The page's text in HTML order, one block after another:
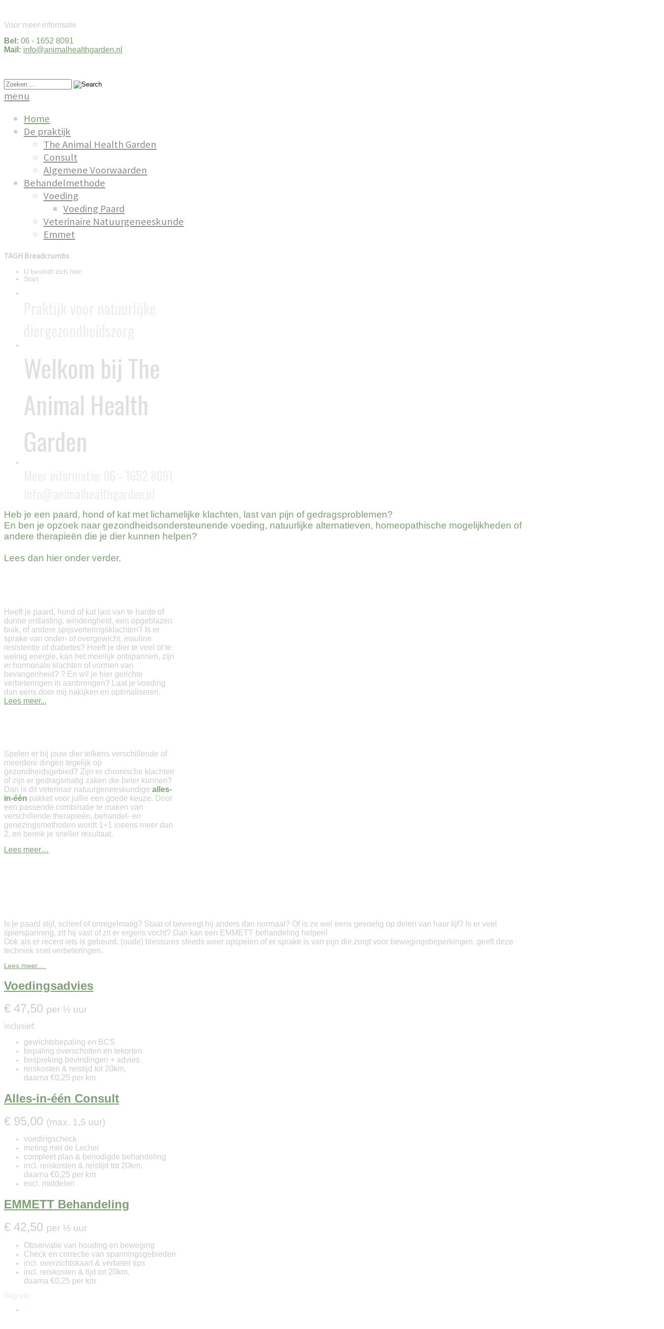
Voor meer informatie
Bel: 06 - 1652 8091
Mail: info@animalhealthgarden.nl
menu
Home
De praktijk
The Animal Health Garden
Consult
Algemene Voorwaarden
Behandelmethode
Voeding
Voeding Paard
Veterinaire Natuurgeneeskunde
Emmet
TAGH Breadcrumbs
U bevindt zich hier:
Start
Welkom bij The
Animal Health
Garden
Heb je een paard, hond of kat met lichamelijke klachten, last van pijn of gedragsproblemen?
En ben je opzoek naar gezondheidsondersteunende voeding, natuurlijke alternatieven, homeopathische mogelijkheden of
andere therapieën die je dier kunnen helpen?
Lees dan hier onder verder.
Heeft je paard, hond of kat last van te harde of
dunne ontlasting, winderigheid, een opgeblazen
buik, of andere spijsverteringsklachten? Is er
sprake van onder- of overgewicht, insuline
resistentie of diabetes? Heeft je dier te veel of te
weinig energie, kan het moeilijk ontspannen, zijn
er hormonale klachten of vormen van
bevangenheid? ? En wil je hier gerichte
verbeteringen in aanbrengen? Laat je voeding
dan eens door mij nakijken en optimaliseren.
Lees meer...
Spelen er bij jouw dier telkens verschillende of
meerdere dingen tegelijk op
gezondheidsgebied? Zijn er chronische klachten
of zijn er gedragsmatig zaken die beter kunnen?
Dan is dit veterinair natuurgeneeskundige alles-
in-één pakket voor jullie een goede keuze. Door
een passende combinatie te maken van
verschillende therapieën, behandel- en
genezingsmethoden wordt 1+1 ineens meer dan
2, en bereik je sneller resultaat.
Lees meer…
Is je paard stijf, scheef of onregelmatig? Staat of beweegt hij anders dan normaal? Of is ze wel eens gevoelig op delen van haar lijf? Is er veel
spierspanning, zit hij vast of zit er ergens vocht? Dan kan een EMMETT behandeling helpen!
Ook als er recent iets is gebeurd, (oude) blessures steeds weer opspelen of er sprake is van pijn die zorgt voor bewegingsbeperkingen, geeft deze
techniek snel verbeteringen.
Lees meer…
Voedingsadvies
€ 47,50 per ½ uur
inclusief:
gewichtsbepaling en BCS
bepaling overschotten en tekorten
bespreking bevindingen + advies
reiskosten & reistijd tot 20km,
daarna €0,25 per km
Alles-in-één Consult
€ 95,00 (max. 1,5 uur)
voedingscheck
meting met de Lecher
compleet plan & benodigde behandeling
incl. reiskosten & reistijd tot 20km,
daarna €0,25 per km
excl. middelen
EMMETT Behandeling
€ 42,50 per ½ uur
Observatie van houding en beweging
Check en correctie van spanningsgebieden
incl. overzichtskaart & verbeter tips
incl. reiskosten & tijd tot 20km,
daarna €0,25 per km
Volg mij: